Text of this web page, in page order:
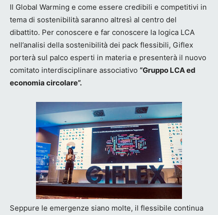
Il Global Warming e come essere credibili e competitivi in
tema di sostenibilità saranno altresì al centro del
dibattito. Per conoscere e far conoscere la logica LCA
nell’analisi della sostenibilità dei pack flessibili, Giflex
porterà sul palco esperti in materia e presenterà il nuovo
comitato interdisciplinare associativo “Gruppo LCA ed
economia circolare”.
Seppure le emergenze siano molte, il flessibile continua